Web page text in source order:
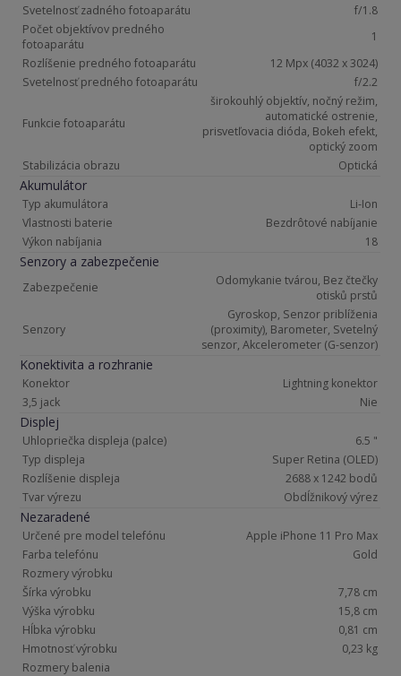
Svetelnosť zadného fotoaparátu
f/1.8
Počet objektívov predného
fotoaparátu
1
Rozlíšenie predného fotoaparátu
12 Mpx (4032 x 3024)
Svetelnosť predného fotoaparátu
f/2.2
Funkcie fotoaparátu
širokouhlý objektív, nočný režim,
automatické ostrenie,
prisvetľovacia dióda, Bokeh efekt,
optický zoom
Stabilizácia obrazu
Optická
Akumulátor
Typ akumulátora
Li-Ion
Vlastnosti baterie
Bezdrôtové nabíjanie
Výkon nabíjania
18
Senzory a zabezpečenie
Zabezpečenie
Odomykanie tvárou, Bez čtečky
otisků prstů
Senzory
Gyroskop, Senzor priblíženia
(proximity), Barometer, Svetelný
senzor, Akcelerometer (G-senzor)
Konektivita a rozhranie
Konektor
Lightning konektor
3,5 jack
Nie
Displej
Uhlopriečka displeja (palce)
6.5 "
Typ displeja
Super Retina (OLED)
Rozlíšenie displeja
2688 x 1242 bodů
Tvar výrezu
Obdĺžnikový výrez
Nezaradené
Určené pre model telefónu
Apple iPhone 11 Pro Max
Farba telefónu
Gold
Rozmery výrobku
Šírka výrobku
7,78 cm
Výška výrobku
15,8 cm
Hĺbka výrobku
0,81 cm
Hmotnosť výrobku
0,23 kg
Rozmery balenia